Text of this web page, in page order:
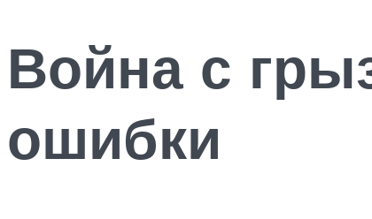
Война с
ошибки